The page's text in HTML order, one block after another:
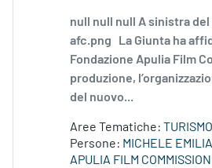
null null null A sinistra del
afc.png La Giunta ha
Fondazione Apulia Film
produzione,
del nuovo...
Aree Tematiche:
Persone: MICHELE
APULIA FILM COMMISSION